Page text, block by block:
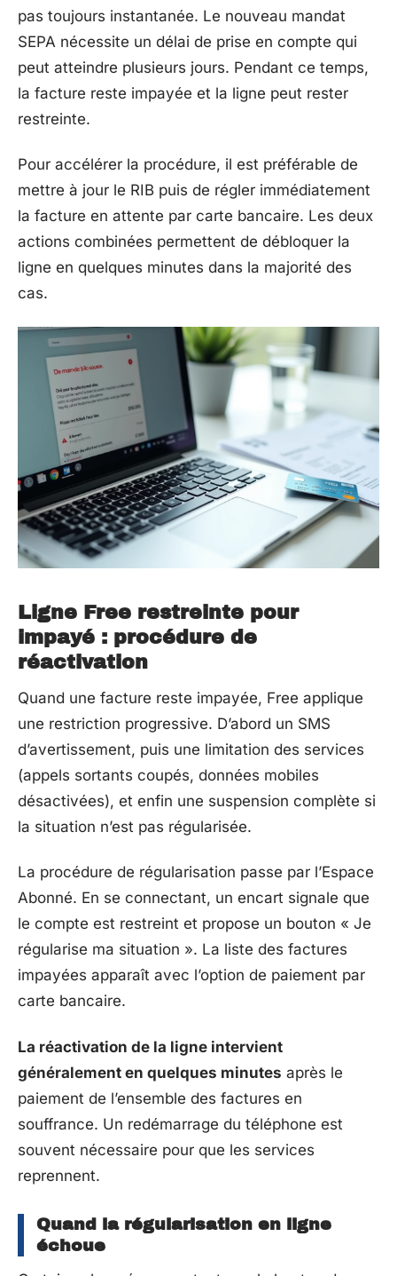
pas toujours instantanée. Le nouveau mandat
SEPA nécessite un délai de prise en compte qui
peut atteindre plusieurs jours. Pendant ce temps,
la facture reste impayée et la ligne peut rester
restreinte.
Pour accélérer la procédure, il est préférable de
mettre à jour le RIB puis de régler immédiatement
la facture en attente par carte bancaire. Les deux
actions combinées permettent de débloquer la
ligne en quelques minutes dans la majorité des
cas.
Ligne Free restreinte pour
impayé : procédure de
réactivation
Quand une facture reste impayée, Free applique
une restriction progressive. D’abord un SMS
d’avertissement, puis une limitation des services
(appels sortants coupés, données mobiles
désactivées), et enfin une suspension complète si
la situation n’est pas régularisée.
La procédure de régularisation passe par l’Espace
Abonné. En se connectant, un encart signale que
le compte est restreint et propose un bouton « Je
régularise ma situation ». La liste des factures
impayées apparaît avec l’option de paiement par
carte bancaire.
La réactivation de la ligne intervient
généralement en quelques minutes après le
paiement de l’ensemble des factures en
souffrance. Un redémarrage du téléphone est
souvent nécessaire pour que les services
reprennent.
Quand la régularisation en ligne
échoue